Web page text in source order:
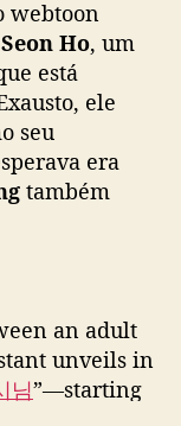
y
A
s
s
t
a
a
n
h
a
webtoon
Seon Ho, um
está
ele
seu
era
também
an adult
unveils in
님”—starting